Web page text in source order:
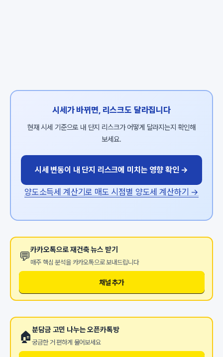
시세가 바뀌면, 리스크도 달라집니다
현재 시세 기준으로 내 단지 리스크가 어떻게 달라지는지 확인해
보세요.
시세 변동이 내 단지 리스크에 미치는 영향 확인 →
양도소득세 계산기로 매도 시점별 양도세 계산하기 →
💬카카오톡으로 재건축 뉴스 받기
매주 핵심 분석을 카카오톡으로 보내드립니다
채널 추가
🏠분담금 고민 나누는 오픈카톡방
궁금한 거 편하게 물어보세요